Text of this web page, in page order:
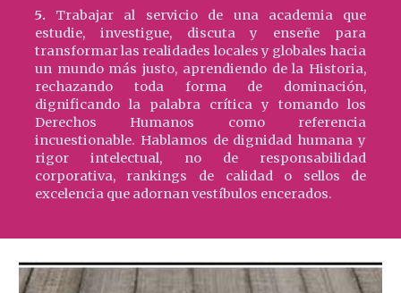
5.Trabajar al servicio de una academia que
estudie, investigue, discuta y enseñe para
transformar las realidades locales y globales hacia
un mundo más justo, aprendiendo de la Historia,
rechazando toda forma de dominación,
dignificando la palabra crítica y tomando los
Derechos Humanos como referencia
incuestionable. Hablamos de dignidad humana y
rigor intelectual, no de responsabilidad
corporativa, rankings de calidad o sellos de
excelencia que adornan vestíbulos encerados.